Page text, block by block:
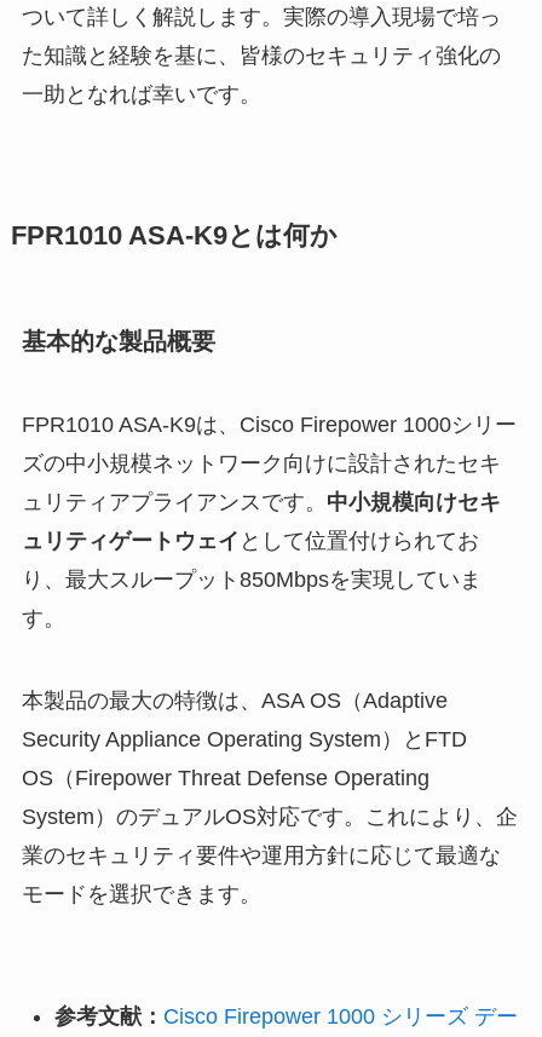
ついて詳しく解説します。実際の導入現場で培っ
た知識と経験を基に、皆様のセキュリティ強化の
一助となれば幸いです。
FPR1010 ASA-K9とは何か
基本的な製品概要
FPR1010 ASA-K9は、Cisco Firepower 1000シリー
ズの中小規模ネットワーク向けに設計されたセキ
ュリティアプライアンスです。 中小規模向けセキ
ュリティゲートウェイ として位置付けられてお
り、最大スループット850Mbpsを実現していま
す。
本製品の最大の特徴は、ASA OS（Adaptive
Security Appliance Operating System）とFTD
OS（Firepower Threat Defense Operating
System）のデュアルOS対応です。これにより、企
業のセキュリティ要件や運用方針に応じて最適な
モードを選択できます。
参考文献： Cisco Firepower 1000 シリーズ デー